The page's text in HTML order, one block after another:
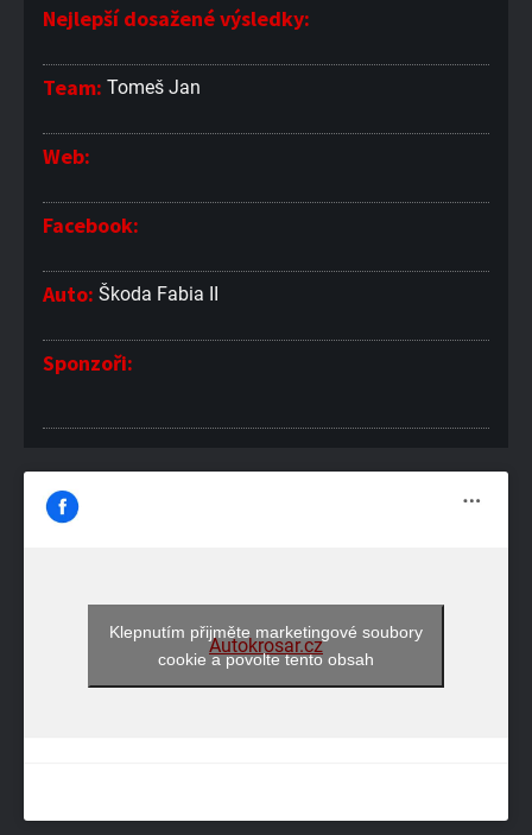
Nejlepší dosažené výsledky:
Team: Tomeš Jan
Web:
Facebook:
Auto: Škoda Fabia II
Sponzoři:
Autokrosar.cz
Klepnutím přijměte marketingové soubory
cookie a povolte tento obsah